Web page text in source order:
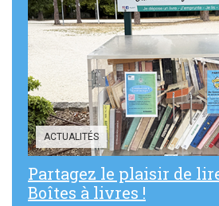
ACTUALITÉS
Partagez le plaisir de
Boîtes à livres !